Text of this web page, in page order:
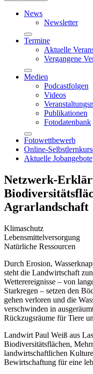
News
Newsletter
Termine
Aktuelle
Vergangene
Medien
Podcastfolgen
Videos
Publikationen
Fotodatenbank
Fotowettbewerb
Online-
Aktuelle Jobangebote
Netzwerk-
Agrarlandschaft
Klimaschutz
Lebensmittelversorgung
Natürliche Ressourcen
Durch Erosion,
steht die Landwirtschaft
Wetterereignisse – von
Starkregen – setzen den
gehen verloren und die
verschwinden in
Rückzugsräume für Tiere
Landwirt Paul Weiß aus
Biodiversitätsflächen,
landwirtschaftlichen
Bewirtschaftung für eine